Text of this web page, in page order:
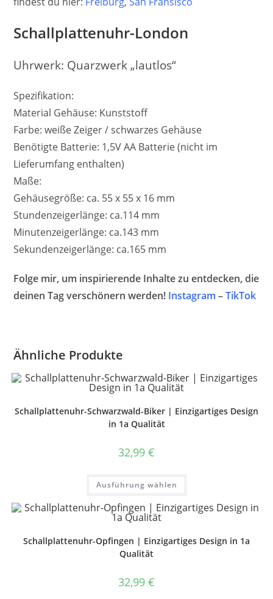
Schallplattenuhr-London
Uhrwerk: Quarzwerk „lautlos“
Spezifikation:
Material Gehäuse: Kunststoff
Farbe: weiße Zeiger / schwarzes Gehäuse
Benötigte Batterie: 1,5V AA Batterie (nicht im
Lieferumfang enthalten)
Maße:
Gehäusegröße: ca. 55 x 55 x 16 mm
Stundenzeigerlänge: ca.114 mm
Minutenzeigerlänge: ca.143 mm
Sekundenzeigerlänge: ca.165 mm
Folge mir, um inspirierende Inhalte zu entdecken, die
deinen Tag verschönern werden! Instagram –TikTok
Ähnliche Produkte
Schallplattenuhr-Schwarzwald-Biker | Einzigartiges Design
in 1a Qualität
32,99 €
Ausführung wählen
Dieses
weist
mehrere
Varianten
Optionen
können
Schallplattenuhr-Opfingen | Einzigartiges Design in 1a
Qualität
32,99 €